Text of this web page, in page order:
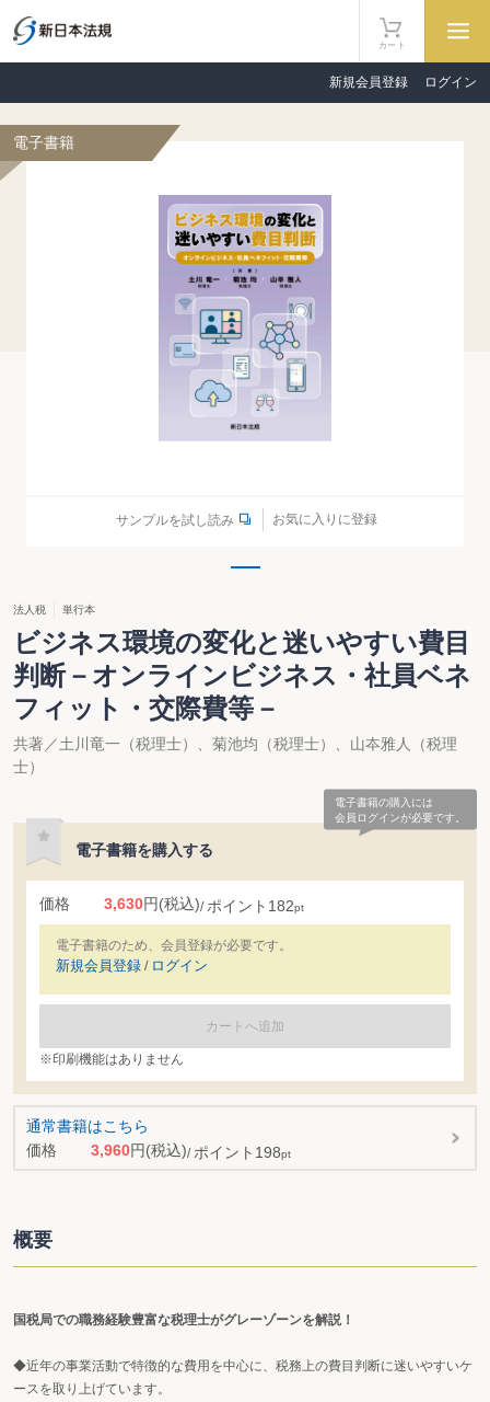
新規会員登録 ログイン
カート
電子書籍
サンプルを試し読み お気に入りに登録
法人税 単行本
ビジネス環境の変化と迷いやすい費目
判断－オンラインビジネス・社員ベネ
フィット・交際費等－
共著／土川竜一（税理士）、菊池均（税理士）、山夲雅人（税理
士）
電子書籍の購入には
会員ログインが必要です。
電子書籍を購入する
価格 3,630円(税込) ポイント 182pt
電子書籍のため、会員登録が必要です。
新規会員登録 / ログイン
カートへ追加
※印刷機能はありません
通常書籍はこちら
価格
3,960円(税込) ポイント 198pt
概要
国税局での職務経験豊富な税理士がグレーゾーンを解説！
◆近年の事業活動で特徴的な費用を中心に、税務上の費目判断に迷いやすいケ
ースを取り上げています。